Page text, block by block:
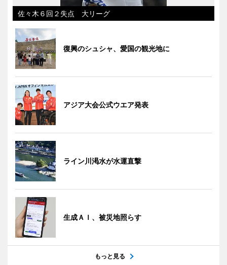
佐々木６回２失点 大リーグ
復興のシュシャ、愛国の観光地に
アジア大会公式ウエア発表
ライン川渇水が水運直撃
生成ＡＩ、被災地照らす
もっと見る